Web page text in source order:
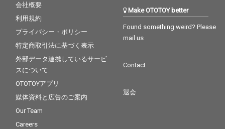
会社概要
利用規約
プライバシー・ポリシー
特定商取引法に基づく表示
外部データ連携しているサービ
スについて
OTOTOYアプリ
媒体資料と広告のご案内
Our Team
Careers
Make OTOTOY better
Found something weird? Please
mail us
Contact
退会